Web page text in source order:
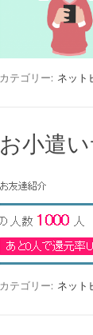
カテゴリー: ネット
お小遣
カテゴリー: ネット